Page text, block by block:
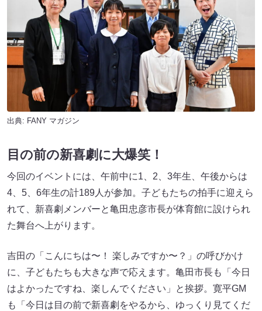
出典: FANY マガジン
目の前の新喜劇に大爆笑！
今回のイベントには、午前中に1、2、3年生、午後からは
4、5、6年生の計189人が参加。子どもたちの拍手に迎えら
れて、新喜劇メンバーと亀田忠彦市長が体育館に設けられ
た舞台へ上がります。
吉田の「こんにちは〜！ 楽しみですか〜？」の呼びかけ
に、子どもたちも大きな声で応えます。亀田市長も「今日
はよかったですね、楽しんでください」と挨拶。寛平GM
も「今日は目の前で新喜劇をやるから、ゆっくり見てくだ